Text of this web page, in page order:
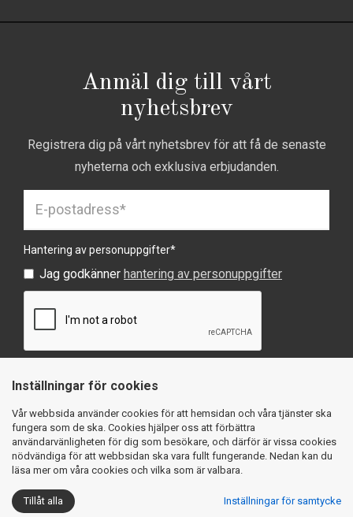
Anmäl dig till vårt
nyhetsbrev
Registrera dig på vårt nyhetsbrev för att få de senaste
nyheterna och exklusiva erbjudanden.
Hantering av personuppgifter*
Jag godkänner hantering av personuppgifter
Köpvillkor Integritetspolicy Cookies
Inställningar för cookies
Vår webbsida använder cookies för att hemsidan och våra tjänster ska
fungera som de ska. Cookies hjälper oss att förbättra
användarvänligheten för dig som besökare, och därför är vissa cookies
nödvändiga för att webbsidan ska vara fullt fungerande. Nedan kan du
läsa mer om våra cookies och vilka som är valbara.
Tillåt alla Inställningar för samtycke